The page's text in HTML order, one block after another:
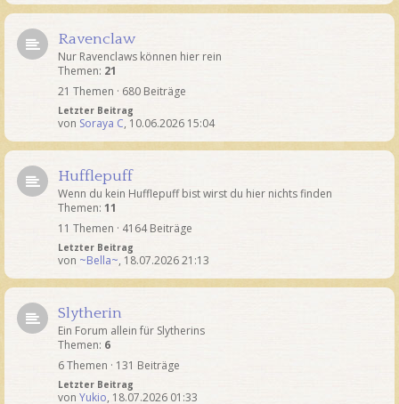
Ravenclaw
Nur Ravenclaws können hier rein
Themen: 21
21 Themen · 680 Beiträge
Letzter Beitrag
von Soraya C, 10.06.2026 15:04
Hufflepuff
Wenn du kein Hufflepuff bist wirst du hier nichts finden
Themen: 11
11 Themen · 4164 Beiträge
Letzter Beitrag
von ~Bella~, 18.07.2026 21:13
Slytherin
Ein Forum allein für Slytherins
Themen: 6
6 Themen · 131 Beiträge
Letzter Beitrag
von Yukio, 18.07.2026 01:33